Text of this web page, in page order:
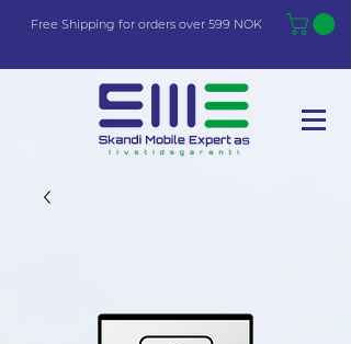
Free Shipping for orders over 599 NOK